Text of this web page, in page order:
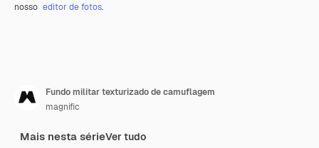
nosso editor de fotos.
Fundo militar texturizado de camuflagem
magnific
Mais nesta sérieVer tudo